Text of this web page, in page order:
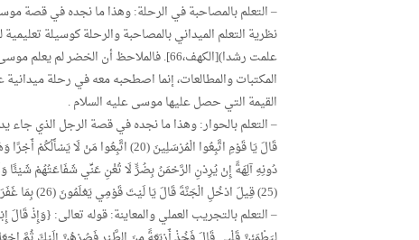
– التعلم بالمصاحبة في الرحلة: وهذا ما نجده في قصة
نظرية التعلم الميداني بالمصاحبة والرحلة كوسيلة
علمت رشدا)[الكهف،66]. فالملاحظ أن
المكتبات والمطالعات، إنما اصطحبه معه في رحلة
القيمة التي حصل عليها موسى عليه السلام .
– التعلم بالحوار: وهذا ما نجده في قصة الرجل الذي
(25) قِيلَ ادْخُلِ الْجَنَّةَ قَالَ يَا لَيْتَ قَوْمِي يَعْلَمُونَ (26) بِمَا غَفَرَ لِي رَبِّي وَجَعَلَنِي مِنَ الْمُكْرَمِينَ (27)}[يس، الآيات:20-27].
– التعلم بالتجريب العملي والمعاينة: قوله تعالى: {وَإِذْ